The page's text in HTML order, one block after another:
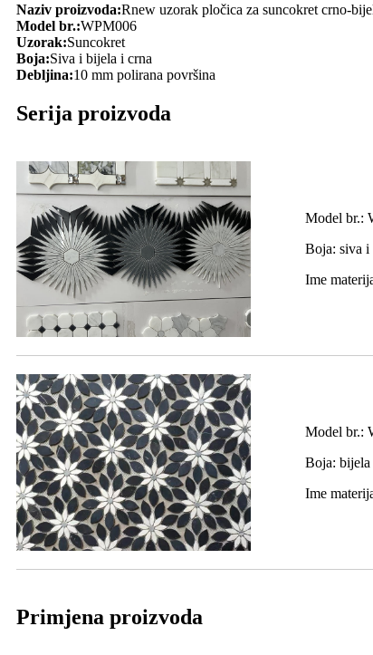
Naziv proizvoda:Rnew uzorak pločica za suncokret crno-
Model br.:WPM006
Uzorak:Suncokret
Boja:Siva i bijela i crna
Debljina:10 mm polirana površina
Serija proizvoda
Model br.:
Boja: siva i
Ime
Model br.:
Boja: bijela
Ime
Primjena proizvoda